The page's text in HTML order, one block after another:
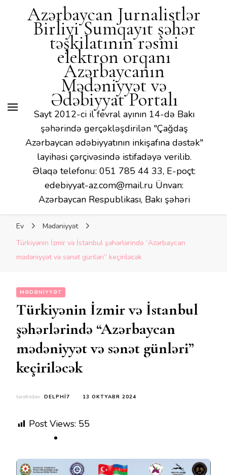
Mədəniyyət və Ədəbiyyat
Portalı
Azərbaycan Jurnalistlər
Birliyi Sumqayıt şəhər
təşkilatının rəsmi
elektron orqanı
Azərbaycanın
Mədəniyyət və
Ədəbiyyat Portalı
Sayt 2012-ci il fevral ayının 14-də Bakı
şəhərində gerçəkləşdirilən "Çağdaş
Azərbaycan ədəbiyyatının inkişafına dəstək"
layihəsi çərçivəsində istifadəyə verilib.
Əlaqə telefonu: 051 785 44 33, E-poçt:
edebiyyat-az.com@mail.ru Ünvan:
Azərbaycan Respublikası, Bakı şəhəri
Ev
Mədəniyyət
Türkiyənin İzmir və İstanbul şəhərlərində “Azərbaycan
mədəniyyət və sənət günləri” keçiriləcək
MƏDƏNIYYƏT
Türkiyənin İzmir və İstanbul
şəhərlərində “Azərbaycan
mədəniyyət və sənət günləri”
keçiriləcək
tərəfindən DELPHI7 13 OKTYABR 2024
Post Views: 55